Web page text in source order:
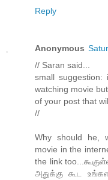
Reply
Anonymous
// Saran said...
small
watching movie
of your post that
//
Why should he,
movie in the
the link
அதுக்கு கூட